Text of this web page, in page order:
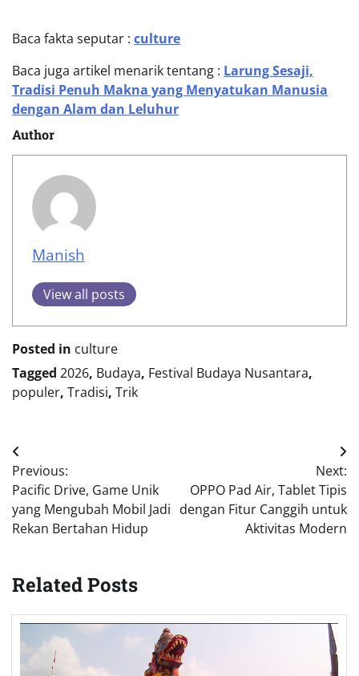
Baca fakta seputar : culture
Baca juga artikel menarik tentang : Larung Sesaji,
Tradisi Penuh Makna yang Menyatukan Manusia
dengan Alam dan Leluhur
Author
Manish
View all posts
Posted in culture
Tagged 2026, Budaya, Festival Budaya Nusantara,
populer, Tradisi, Trik
Post
navigation
Previous:
Pacific Drive, Game Unik
yang Mengubah Mobil Jadi
Rekan Bertahan Hidup
Next:
OPPO Pad Air, Tablet Tipis
dengan Fitur Canggih untuk
Aktivitas Modern
Related Posts